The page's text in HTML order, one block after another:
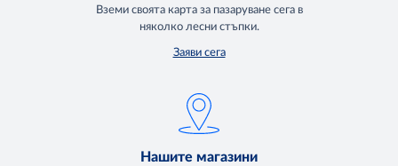
Вземи своята карта за пазаруване сега в
няколко лесни стъпки.
Заяви сега
Нашите магазини